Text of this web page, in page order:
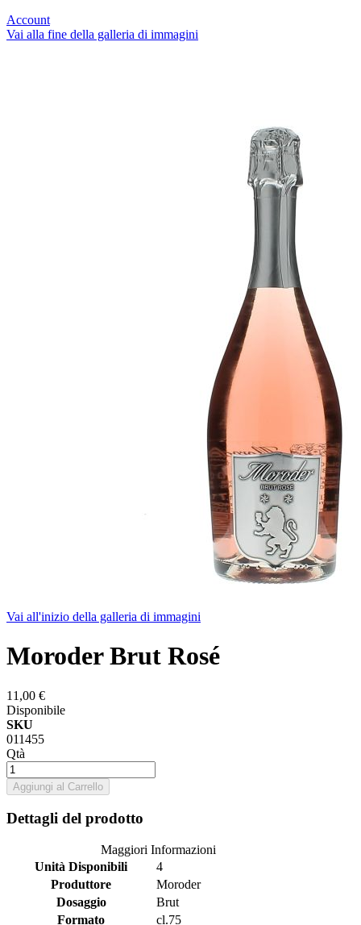
Account
Vai alla fine della galleria di immagini
Vai all'inizio della galleria di immagini
Moroder Brut Rosé
11,00 €
Disponibile
SKU
011455
Qtà
Aggiungi al Carrello
Dettagli del prodotto
Maggiori Informazioni
Unità Disponibili
4
Produttore
Moroder
Dosaggio
Brut
Formato
cl.75